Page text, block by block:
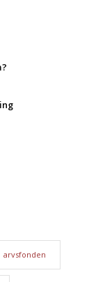
arvsfonden